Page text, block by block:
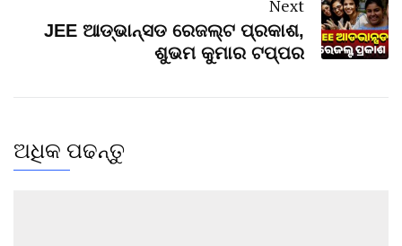
Next
JEE ଆଡ୍‌ଭାନ୍ସଡ ରେଜଲ୍ଟ ପ୍ରକାଶ,
ଶୁଭମ କୁମାର ଟପ୍ପର
ଅଧିକ ପଢନ୍ତୁ